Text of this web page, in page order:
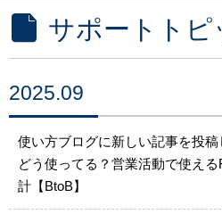
サポートトピ
2025.09
使い方ブログに新しい記事を投
どう使ってる？営業活動で使え
計【BtoB】